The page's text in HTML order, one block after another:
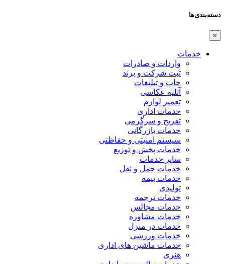
دسته‌بندی‌ها
×
خدمات
واردات و صادرات
ثبت شرکت و برند
چاپ و تبلیغات
آتلیه عکاسی
تعمیر لوازم
خدمات اداری
تفریح و سرگرمی
خدمات بازرگانی
سیستم امنیتی و حفاظتی
خدمات پخش و توزیع
سایر خدمات
خدمات حمل و نقل
خدمات بیمه
تولیدی
خدمات ترجمه
خدمات مجالس
خدمات مشاوره
خدمات در منزل
خدمات ورزشی
خدمات ماشین های اداری
هنری